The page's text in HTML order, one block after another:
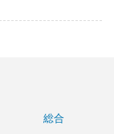
総合